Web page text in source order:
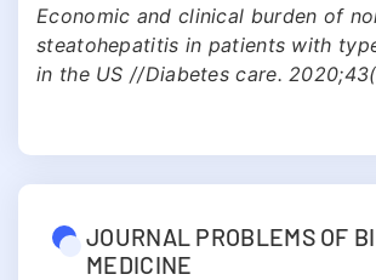
Economic and clinical burden of
steatohepatitis in patients with
in the US //Diabetes care.
JOURNAL PROBLEMS OF
MEDICINE